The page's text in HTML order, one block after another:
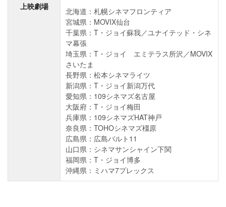
上映劇場
北海道：札幌シネマフロンティア
宮城県：MOVIX仙台
千葉県：T・ジョイ蘇我／ユナイテッド・シネ
マ幕張
埼玉県：T・ジョイ エミテラス所沢／MOVIX
さいたま
長野県：松本シネマライツ
新潟県：T・ジョイ新潟万代
愛知県：109シネマズ名古屋
大阪府：T・ジョイ梅田
兵庫県：109シネマズHAT神戸
奈良県：TOHOシネマズ橿原
広島県：広島バルト11
山口県：シネマサンシャイン下関
福岡県：T・ジョイ博多
沖縄県：ミハマ7プレックス